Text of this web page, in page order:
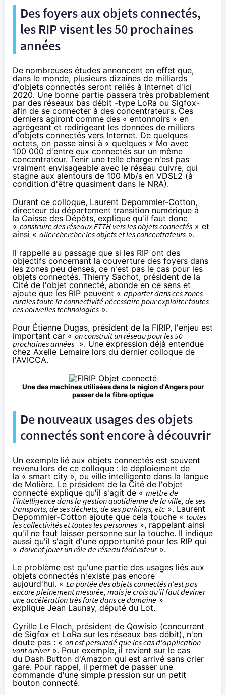
Des foyers aux objets connectés,
les RIP visent les 50 prochaines
années
De nombreuses études annoncent en effet que,
dans le monde, plusieurs dizaines de milliards
d'objets connectés seront reliés à Internet d'ici
2020. Une bonne partie passera très probablement
par des réseaux bas débit -type LoRa ou Sigfox-
afin de se connecter à des concentrateurs. Ces
derniers agiront comme des « entonnoirs » en
agrégeant et redirigeant les données de milliers
d'objets connectésvers Internet. De quelques
octets, on passe ainsi à « quelques » Mo avec
100 000 d'entre eux connectés sur un même
concentrateur. Tenir une telle charge n'est pas
vraiment envisageable avec le réseau cuivre, qui
stagne aux alentours de 100 Mb/s en VDSL2(à
condition d'être quasiment dans le NRA).
Durant ce colloque, Laurent Depommier-Cotton,
directeur du département transition numérique à
la Caisse des Dépôts, explique qu'il faut donc
« construire des réseaux FTTH vers lesobjets connectés » et
ainsi « aller chercher les objets et les concentrateurs ».
Il rappelle au passage que si les RIP ont des
objectifs concernant la couverture des foyers dans
les zones peu denses, ce n'est pas le cas pour les
objets connectés. Thierry Sachot, président de la
Cité de l'objet connecté, abonde en ce sens et
ajoute que les RIP peuvent « apporter dans ces zones
rurales toute la connectivité nécessaire pour exploiter toutes
ces nouvelles technologies ».
Pour Étienne Dugas, président de la FIRIP, l'enjeu est
important car « on construit un réseau pour les 50
prochainesannées ». Une expression déjà entendue
chez Axelle Lemaire lors du dernier colloque de
l'AVICCA.
Une des machines utilisées dans la région d'Angers pour
passer dela fibreoptique
De nouveaux usages desobjets
connectéssont encore à découvrir
Un exemple lié aux objets connectés est souvent
revenu lors de ce colloque : le déploiement de
la « smart city », ou ville intelligente dans la langue
de Molière. Le président de la Cité de l'objet
connecté explique qu'il s'agit de « mettre de
l'intelligence dans la gestion quotidienne de la ville, de ses
transports, de ses déchets, de ses parkings, etc ». Laurent
Depommier-Cotton ajoute que cela touche « toutes
les collectivités et toutes les personnes », rappelant ainsi
qu'il ne faut laisser personne sur la touche. Il indique
aussi qu'il s'agit d'une opportunité pour les RIP qui
« doivent jouer un rôle de réseau fédérateur».
Le problème est qu'une partie des usages liés aux
objets connectés n'existe pas encore
aujourd'hui. « La portée desobjets connectésn'est pas
encore pleinement mesurée, mais je crois qu'il faut deviner
une accélération très forte dans ce domaine »
explique Jean Launay, député du Lot.
Cyrille Le Floch, président de Qowisio (concurrent
de Sigfox et LoRa sur les réseaux bas débit), n'en
doute pas : « on est persuadé que les cas d'application
vont arriver». Pour exemple, il revient sur le cas
du Dash Button d'Amazon qui est arrivé sans crier
gare. Pour rappel, il permet de passer une
commande d'une simple pression sur un petit
bouton connecté.